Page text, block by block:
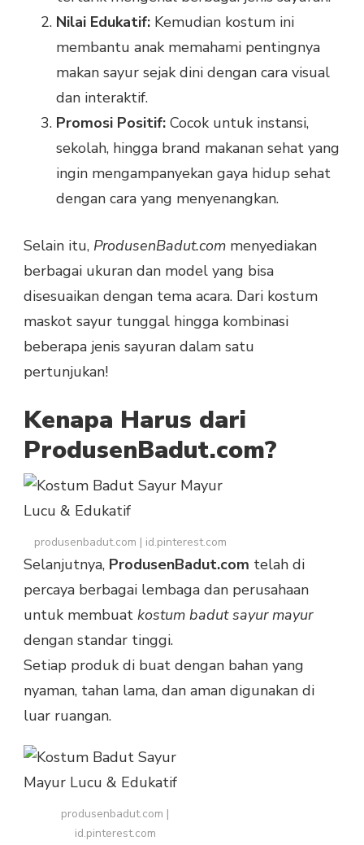
Nilai Edukatif: Kemudian kostum ini
membantu anak memahami pentingnya
makan sayur sejak dini dengan cara visual
dan interaktif.
Promosi Positif: Cocok untuk instansi,
sekolah, hingga brand makanan sehat yang
ingin mengampanyekan gaya hidup sehat
dengan cara yang menyenangkan.
Selain itu, ProdusenBadut.com menyediakan
berbagai ukuran dan model yang bisa
disesuaikan dengan tema acara. Dari kostum
maskot sayur tunggal hingga kombinasi
beberapa jenis sayuran dalam satu
pertunjukan!
Kenapa Harus dari
ProdusenBadut.com?
produsenbadut.com | id.pinterest.com
Selanjutnya, ProdusenBadut.com telah di
percaya berbagai lembaga dan perusahaan
untuk membuat kostum badut sayur mayur
dengan standar tinggi.
Setiap produk di buat dengan bahan yang
nyaman, tahan lama, dan aman digunakan di
luar ruangan.
produsenbadut.com |
id.pinterest.com